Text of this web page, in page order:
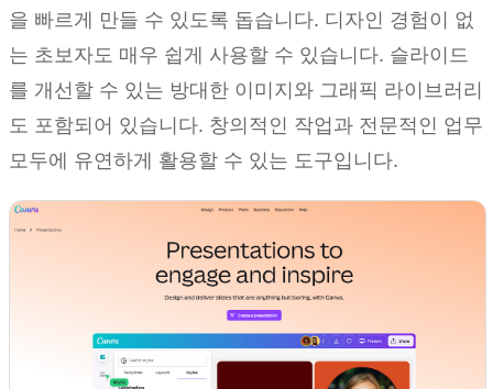
을 빠르게 만들 수 있도록 돕습니다. 디자인 경험이 없
는 초보자도 매우 쉽게 사용할 수 있습니다. 슬라이드
를 개선할 수 있는 방대한 이미지와 그래픽 라이브러리
도 포함되어 있습니다. 창의적인 작업과 전문적인 업무
모두에 유연하게 활용할 수 있는 도구입니다.